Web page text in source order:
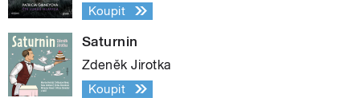
Koupit
Saturnin
Zdeněk Jirotka
Koupit